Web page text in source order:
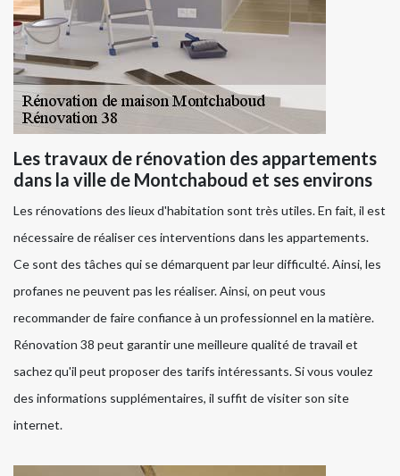
Les travaux de rénovation des appartements
dans la ville de Montchaboud et ses environs
Les rénovations des lieux d'habitation sont très utiles. En fait, il est
nécessaire de réaliser ces interventions dans les appartements.
Ce sont des tâches qui se démarquent par leur difficulté. Ainsi, les
profanes ne peuvent pas les réaliser. Ainsi, on peut vous
recommander de faire confiance à un professionnel en la matière.
Rénovation 38 peut garantir une meilleure qualité de travail et
sachez qu'il peut proposer des tarifs intéressants. Si vous voulez
des informations supplémentaires, il suffit de visiter son site
internet.